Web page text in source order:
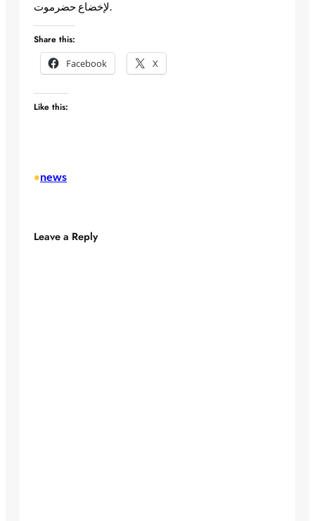
لإخضاع حضرموت.
Share this:
Facebook
X
Like this:
•news
Leave a Reply